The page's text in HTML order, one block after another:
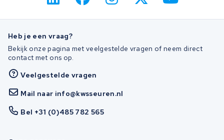
Heb je een vraag?
Bekijk onze pagina met veelgestelde vragen of neem direct
contact met ons op.
Veelgestelde vragen
Mail naar info@kwsseuren.nl
Bel +31 (0)485 782 565